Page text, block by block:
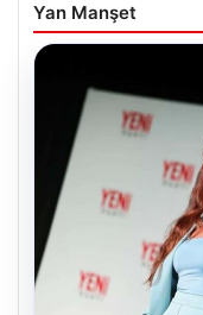
Yan Manşet